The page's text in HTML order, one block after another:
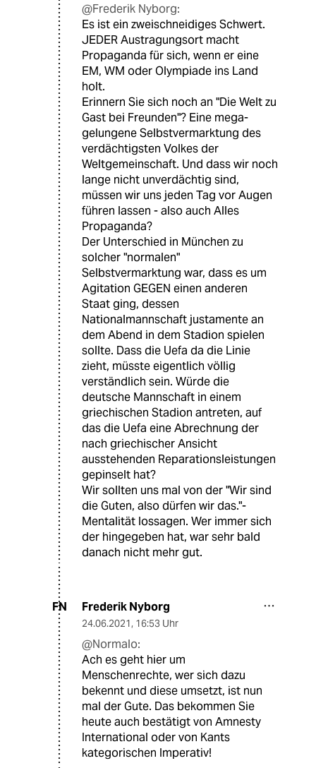
@Frederik Nyborg:
Es ist ein zweischneidiges Schwert.
JEDER Austragungsort macht
Propaganda für sich, wenn er eine
EM, WM oder Olympiade ins Land
holt.
Erinnern Sie sich noch an "Die Welt zu
Gast bei Freunden"? Eine mega-
gelungene Selbstvermarktung des
verdächtigsten Volkes der
Weltgemeinschaft. Und dass wir noch
lange nicht unverdächtig sind,
müssen wir uns jeden Tag vor Augen
führen lassen - also auch Alles
Propaganda?
Der Unterschied in München zu
solcher "normalen"
Selbstvermarktung war, dass es um
Agitation GEGEN einen anderen
Staat ging, dessen
Nationalmannschaft justamente an
dem Abend in dem Stadion spielen
sollte. Dass die Uefa da die Linie
zieht, müsste eigentlich völlig
verständlich sein. Würde die
deutsche Mannschaft in einem
griechischen Stadion antreten, auf
das die Uefa eine Abrechnung der
nach griechischer Ansicht
ausstehenden Reparationsleistungen
gepinselt hat?
Wir sollten uns mal von der "Wir sind
die Guten, also dürfen wir das."-
Mentalität lossagen. Wer immer sich
der hingegeben hat, war sehr bald
danach nicht mehr gut.
FN Frederik Nyborg
24.06.2021, 16:53 Uhr
@Normalo:
Ach es geht hier um
Menschenrechte, wer sich dazu
bekennt und diese umsetzt, ist nun
mal der Gute. Das bekommen Sie
heute auch bestätigt von Amnesty
International oder von Kants
kategorischen Imperativ!